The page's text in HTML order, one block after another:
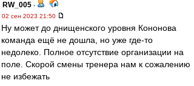
RW_005 -
02 сен 2023 21:50
Ну может до днищенского уровня Кононова
команда ещё не дошла, но уже где-то
недолеко. Полное отсутствие организации на
поле. Скорой смены тренера нам к сожалению
не избежать